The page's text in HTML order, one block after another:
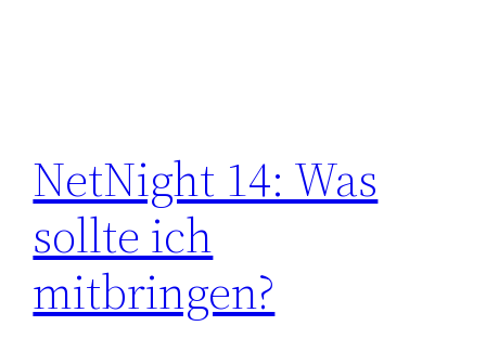
NetNight 14: Was
sollte ich
mitbringen?